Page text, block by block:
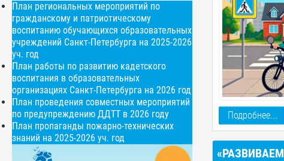
План региональных мероприятий по
гражданскому и патриотическому
воспитанию обучающихся образовательных
учреждений Санкт-Петербурга на 2025-2026
уч. год
План работы по развитию кадетского
воспитания в образовательных
организациях Санкт-Петербурга на 2026 год
План проведения совместных мероприятий
по предупреждению ДДТТ в 2026 году
План пропаганды пожарно-технических
знаний на 2025-2026 уч. год
Подробнее...